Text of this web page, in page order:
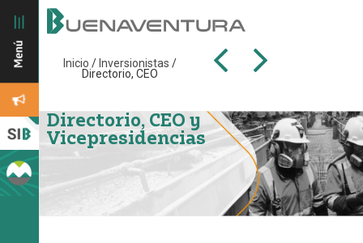
Inicio / Inversionistas /
Directorio, CEO
Directorio, CEO y
Vicepresidencias